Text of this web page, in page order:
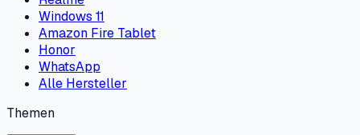
Windows 11
Amazon Fire Tablet
Honor
WhatsApp
Alle Hersteller
Themen